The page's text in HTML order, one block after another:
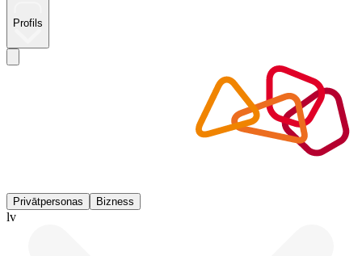
Profils
Privātpersonas Bizness
lv